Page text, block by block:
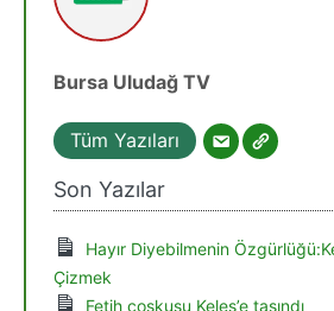
Bursa Uludağ TV
Tüm Yazıları
Son Yazılar
Hayır Diyebilmenin
Çizmek
Fetih coşkusu Keles’e taşındı